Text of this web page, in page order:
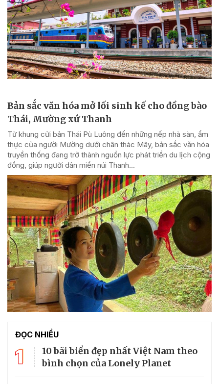
Bản sắc văn hóa mở lối sinh kế cho đồng bào
Thái, Mường xứ Thanh
Từ khung cửi bản Thái Pù Luông đến những nếp nhà sàn, ẩm
thực của người Mường dưới chân thác Mây, bản sắc văn hóa
truyền thống đang trở thành nguồn lực phát triển du lịch cộng
đồng, giúp người dân miền núi Thanh...
ĐỌC NHIỀU
1
10 bãi biển đẹp nhất Việt Nam theo
bình chọn của Lonely Planet